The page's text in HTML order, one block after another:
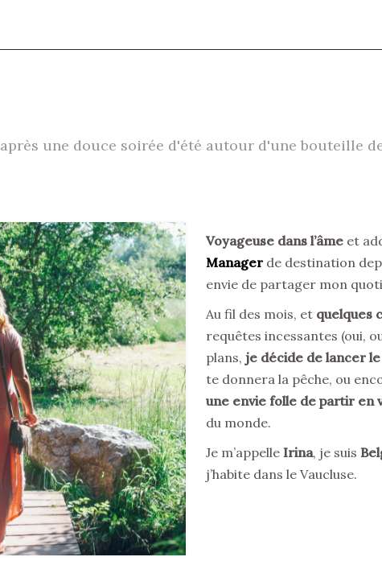
une douce soirée d'été autour d'une bouteille
Voyageuse dans l’âme et
Managerde destination
envie de partager mon
Au fil des mois, et quelques
requêtes incessantes (oui,
plans, je décide de lancer
te donnera la pêche, ou
une envie folle de partir en
du monde.
Je m’appelle Irina, je suis
j’habite dans le Vaucluse.